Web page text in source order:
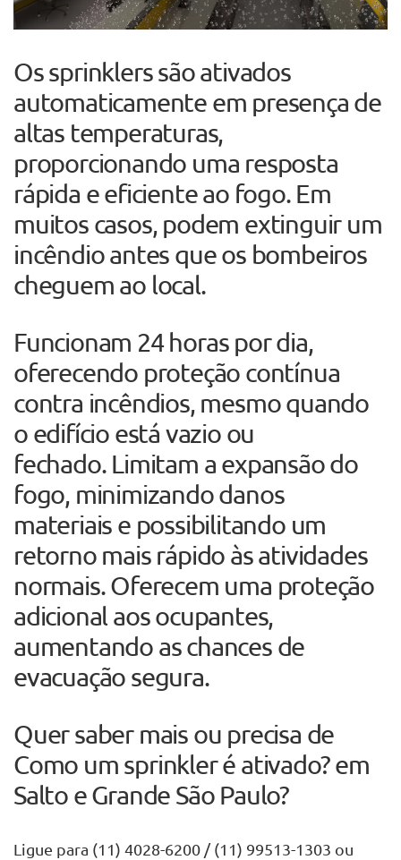
Os sprinklers são ativados
automaticamente em presença de
altas temperaturas,
proporcionando uma resposta
rápida e eficiente ao fogo. Em
muitos casos, podem extinguir um
incêndio antes que os bombeiros
cheguem ao local.
Funcionam 24 horas por dia,
oferecendo proteção contínua
contra incêndios, mesmo quando
o edifício está vazio ou
fechado. Limitam a expansão do
fogo, minimizando danos
materiais e possibilitando um
retorno mais rápido às atividades
normais. Oferecem uma proteção
adicional aos ocupantes,
aumentando as chances de
evacuação segura.
Quer saber mais ou precisa de
Como um sprinkler é ativado? em
Salto e Grande São Paulo?
Ligue para (11) 4028-6200 / (11) 99513-1303 ou